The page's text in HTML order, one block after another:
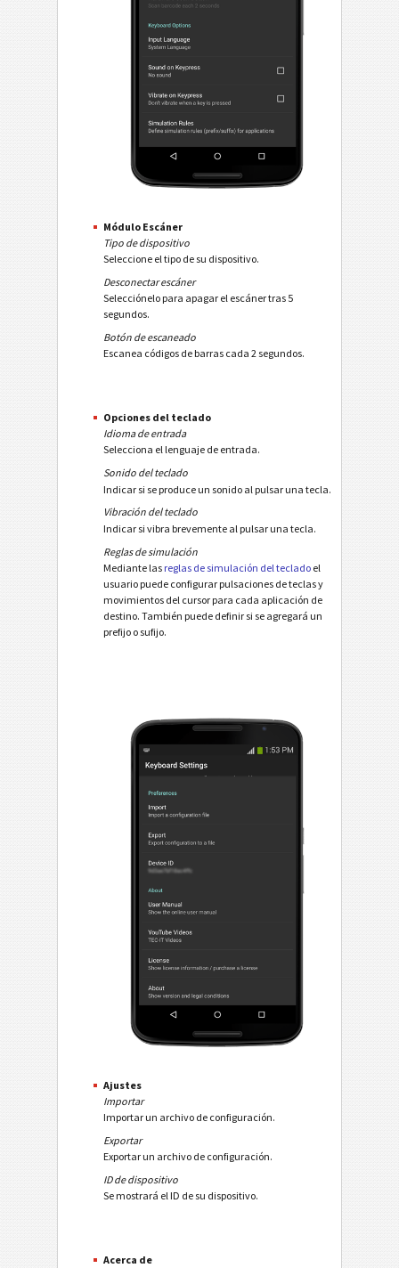
Módulo Escáner
Tipo de dispositivo
Seleccione el tipo de su dispositivo.
Desconectar escáner
Selecciónelo para apagar el escáner tras 5
segundos.
Botón de escaneado
Escanea códigos de barras cada 2 segundos.
Opciones del teclado
Idioma de entrada
Selecciona el lenguaje de entrada.
Sonido del teclado
Indicar si se produce un sonido al pulsar una tecla.
Vibración del teclado
Indicar si vibra brevemente al pulsar una tecla.
Reglas de simulación
Mediante las reglas de simulación del teclado el
usuario puede configurar pulsaciones de teclas y
movimientos del cursor para cada aplicación de
destino. También puede definir si se agregará un
prefijo o sufijo.
Ajustes
Importar
Importar un archivo de configuración.
Exportar
Exportar un archivo de configuración.
ID de dispositivo
Se mostrará el ID de su dispositivo.
Acerca de